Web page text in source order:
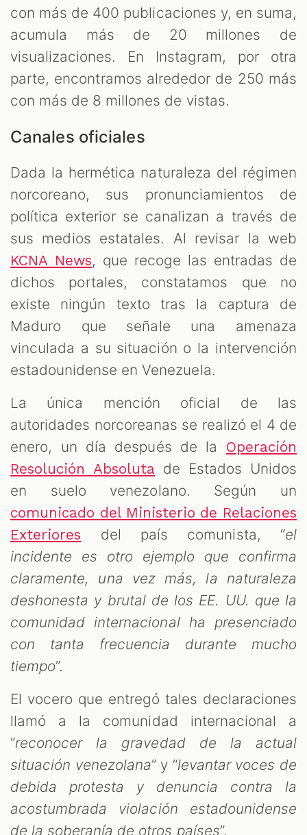
con más de 400 publicaciones y, en suma,
acumula más de 20 millones de
visualizaciones. En Instagram, por otra
parte, encontramos alrededor de 250 más
con más de 8 millones de vistas.
Canales oficiales
Dada la hermética naturaleza del régimen
norcoreano, sus pronunciamientos de
política exterior se canalizan a través de
sus medios estatales. Al revisar la web
KCNA News, que recoge las entradas de
dichos portales, constatamos que no
existe ningún texto tras la captura de
Maduro que señale una amenaza
vinculada a su situación o la intervención
estadounidense en Venezuela.
La única mención oficial de las
autoridades norcoreanas se realizó el 4 de
enero, un día después de la Operación
Resolución Absoluta de Estados Unidos
en suelo venezolano. Según un
comunicado del Ministerio de Relaciones
Exteriores del país comunista, “el
incidente es otro ejemplo que confirma
claramente, una vez más, la naturaleza
deshonesta y brutal de los EE. UU. que la
comunidad internacional ha presenciado
con tanta frecuencia durante mucho
tiempo”.
El vocero que entregó tales declaraciones
llamó a la comunidad internacional a
“reconocer la gravedad de la actual
situación venezolana” y “levantar voces de
debida protesta y denuncia contra la
acostumbrada violación estadounidense
de la soberanía de otros países”.